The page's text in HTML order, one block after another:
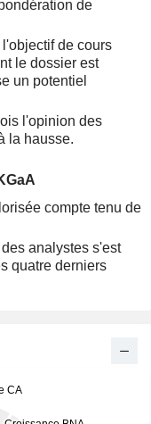
de
de cours
le dossier est
un potentiel
l'opinion des
la hausse.
compte tenu de
analystes s'est
quatre derniers